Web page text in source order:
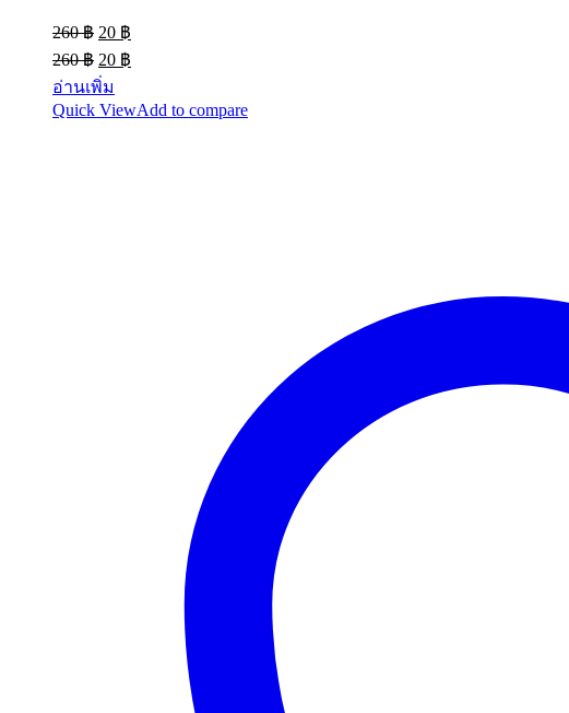
260฿ Original
price
was:
260 ฿.
20 ฿
price
is:
260฿ Original
price
was:
260 ฿.
20 ฿
price
20 ฿.
อ่านเพิ่ม
Quick ViewAdd to compare